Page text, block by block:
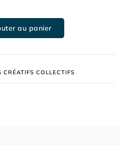
au panier
CRÉATIFS COLLECTIFS